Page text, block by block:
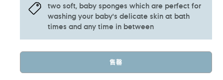
two soft, baby sponges which are perfect for
washing your baby's delicate skin at bath
times and any time in between
售罄